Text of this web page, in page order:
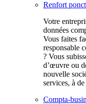
Renfort
Votre
données
Vous faites
responsable
? Vous
d’œuvre ou
nouvelle
services, à
Compta-